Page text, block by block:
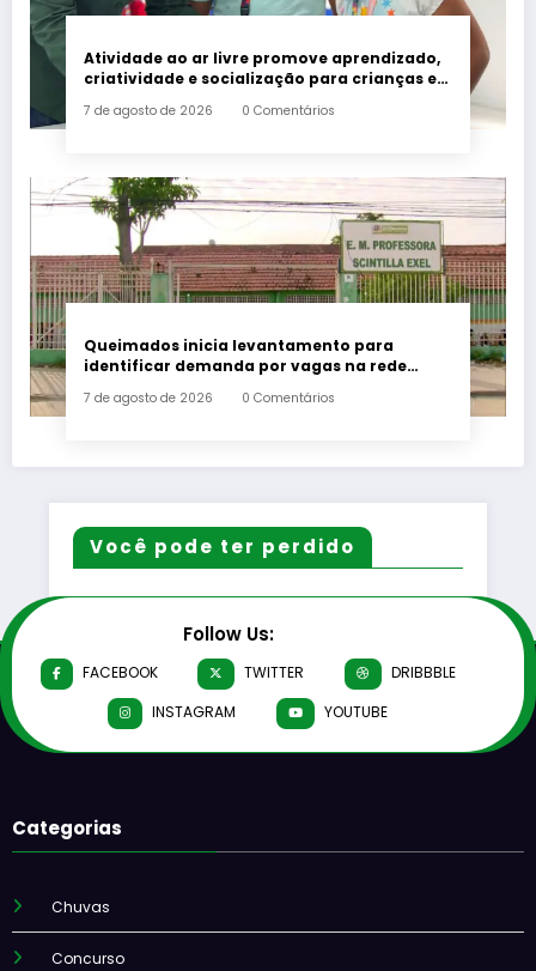
Atividade ao ar livre promove aprendizado,
criatividade e socialização para crianças e
7 de agosto de 2026 0 Comentários
Queimados inicia levantamento para
identificar demanda por vagas na rede
7 de agosto de 2026 0 Comentários
Você pode ter perdido
Follow Us:
FACEBOOK TWITTER
DRIBBBLE
INSTAGRAM
YOUTUBE
Categorias
Chuvas
Concurso